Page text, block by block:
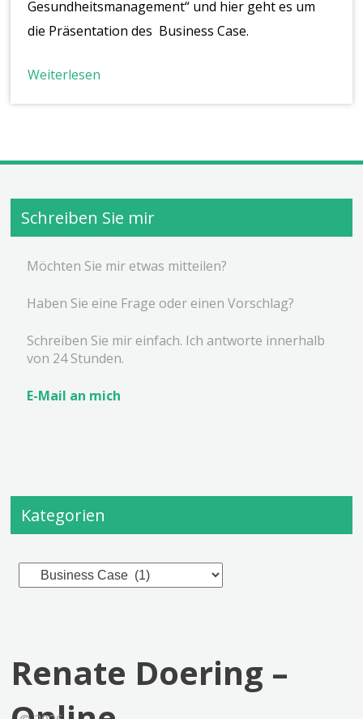
Gesundheitsmanagement“ und hier geht es um
die Präsentation des Business Case.
Weiterlesen
Schreiben Sie mir
Möchten Sie mir etwas mitteilen?
Haben Sie eine Frage oder einen Vorschlag?
Schreiben Sie mir einfach. Ich antworte innerhalb
von 24 Stunden.
E-Mail an mich
Kategorien
Kategorien
Renate Doering –